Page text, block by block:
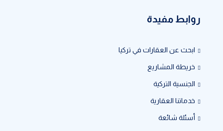
روابط مفيدة
ابحث عن العقارات في تركيا
خريطة المشاريع
الجنسية التركية
خدماتنا العقارية
أسئلة شائعة